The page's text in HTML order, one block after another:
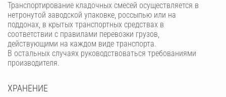
Транспортирование кладочных смесей осуществляется в
нетронутой заводской упаковке, россыпью или на
поддонах, в крытых транспортных средствах в
соответствии с правилами перевозки грузов,
действующими на каждом виде транспорта.
В остальных случаях руководствоваться требованиями
производителя.
ХРАНЕНИЕ